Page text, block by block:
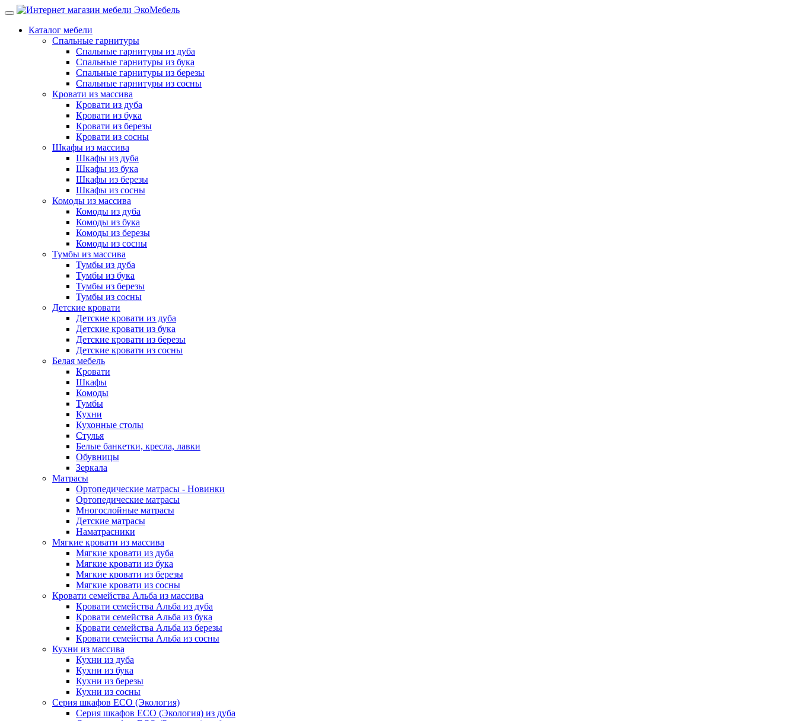
Каталог мебели
Спальные гарнитуры
Спальные гарнитуры из дуба
Спальные гарнитуры из бука
Спальные гарнитуры из березы
Спальные гарнитуры из сосны
Кровати из массива
Кровати из дуба
Кровати из бука
Кровати из березы
Кровати из сосны
Шкафы из массива
Шкафы из дуба
Шкафы из бука
Шкафы из березы
Шкафы из сосны
Комоды из массива
Комоды из дуба
Комоды из бука
Комоды из березы
Комоды из сосны
Тумбы из массива
Тумбы из дуба
Тумбы из бука
Тумбы из березы
Тумбы из сосны
Детские кровати
Детские кровати из дуба
Детские кровати из бука
Детские кровати из березы
Детские кровати из сосны
Белая мебель
Кровати
Шкафы
Комоды
Тумбы
Кухни
Кухонные столы
Стулья
Белые банкетки, кресла, лавки
Обувницы
Зеркала
Матрасы
Ортопедические матрасы - Новинки
Ортопедические матрасы
Многослойные матрасы
Детские матрасы
Наматрасники
Мягкие кровати из массива
Мягкие кровати из дуба
Мягкие кровати из бука
Мягкие кровати из березы
Мягкие кровати из сосны
Кровати семейства Альба из массива
Кровати семейства Альба из дуба
Кровати семейства Альба из бука
Кровати семейства Альба из березы
Кровати семейства Альба из сосны
Кухни из массива
Кухни из дуба
Кухни из бука
Кухни из березы
Кухни из сосны
Серия шкафов ECO (Экология)
Серия шкафов ECO (Экология) из дуба